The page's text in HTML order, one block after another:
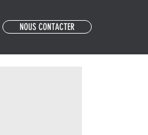
NOUS CONTACTER